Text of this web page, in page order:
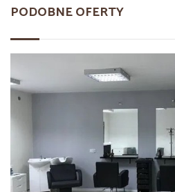
PODOBNE OFERTY